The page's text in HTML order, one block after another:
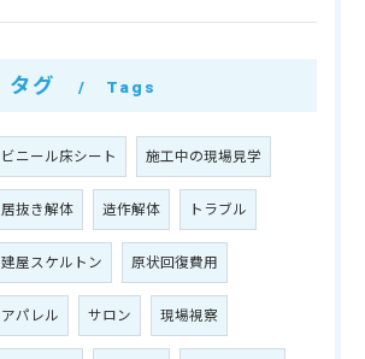
タグ Tags
ビニール床シート 施工中の現場見学
居抜き解体 造作解体 トラブル
建屋スケルトン 原状回復費用
アパレル サロン 現場視察